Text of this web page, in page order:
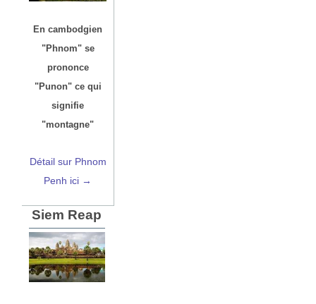
En cambodgien
"Phnom" se
prononce
"Punon" ce qui
signifie
"montagne"
Détail sur Phnom
Penh ici →
Siem Reap